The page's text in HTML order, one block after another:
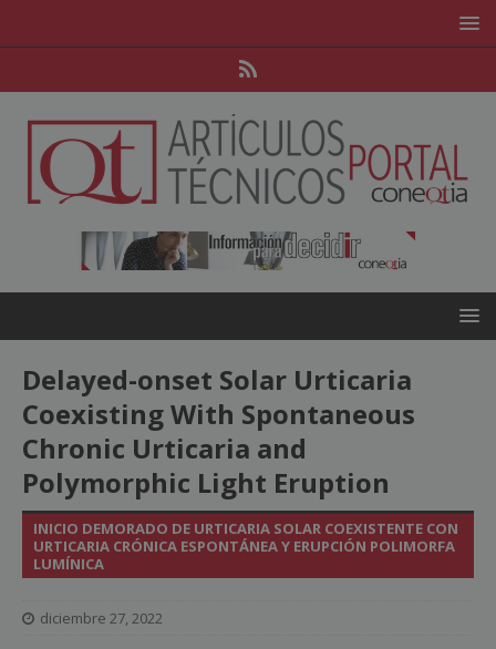
Delayed-onset Solar Urticaria
Coexisting With Spontaneous
Chronic Urticaria and
Polymorphic Light Eruption
INICIO DEMORADO DE URTICARIA SOLAR COEXISTENTE CON
URTICARIA CRÓNICA ESPONTÁNEA Y ERUPCIÓN POLIMORFA
LUMÍNICA
diciembre 27, 2022